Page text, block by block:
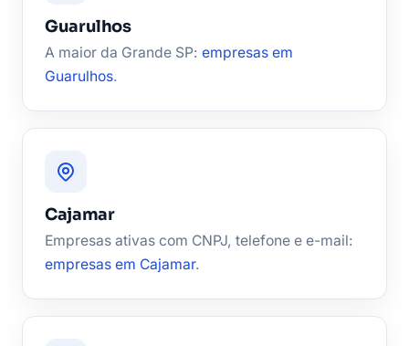
Guarulhos
A maior da Grande SP: empresas em
Guarulhos.
Cajamar
Empresas ativas com CNPJ, telefone e e-mail:
empresas em Cajamar.